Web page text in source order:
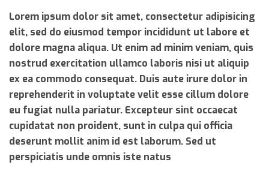
Lorem ipsum dolor sit amet, consectetur adipisicing
elit, sed do eiusmod tempor incididunt ut labore et
dolore magna aliqua. Ut enim ad minim veniam, quis
nostrud exercitation ullamco laboris nisi ut aliquip
ex ea commodo consequat. Duis aute irure dolor in
reprehenderit in voluptate velit esse cillum dolore
eu fugiat nulla pariatur. Excepteur sint occaecat
cupidatat non proident, sunt in culpa qui officia
deserunt mollit anim id est laborum. Sed ut
perspiciatis unde omnis iste natus